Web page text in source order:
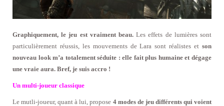
Graphiquement, le jeu est vraiment beau. Les effets de lumières sont
particulièrement réussis, les mouvements de Lara sont réalistes et son
nouveau look m’a totalement séduite : elle fait plus humaine et dégage
une vraie aura. Bref, je suis accro !
Un multi-joueur classique
Le mutli-joueur, quant à lui, propose 4 modes de jeu différents qui voient